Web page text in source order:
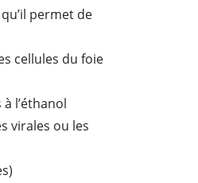
permet de
cellules du foie
l’éthanol
virales ou les